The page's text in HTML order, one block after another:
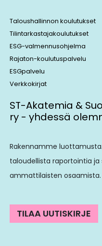
Taloushallinnon koulutukset
Tilintarkastajakoulutukset
ESG-valmennusohjelma
Rajaton-koulutuspalvelu
ESGpalvelu
Verkkokirjat
ST-Akatemia &
ry - yhdessä
Rakennamme
taloudellista raportointia
ammattilaisten osaamista.
TILAA UUTISKIRJE